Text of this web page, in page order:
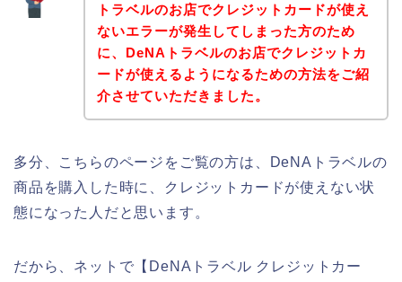
トラベルのお店でクレジットカードが使え
ないエラーが発生してしまった方のため
に、DeNAトラベルのお店でクレジットカ
ードが使えるようになるための方法をご紹
介させていただきました。
多分、こちらのページをご覧の方は、DeNAトラベルの
商品を購入した時に、クレジットカードが使えない状
態になった人だと思います。
だから、ネットで【DeNAトラベル クレジットカー